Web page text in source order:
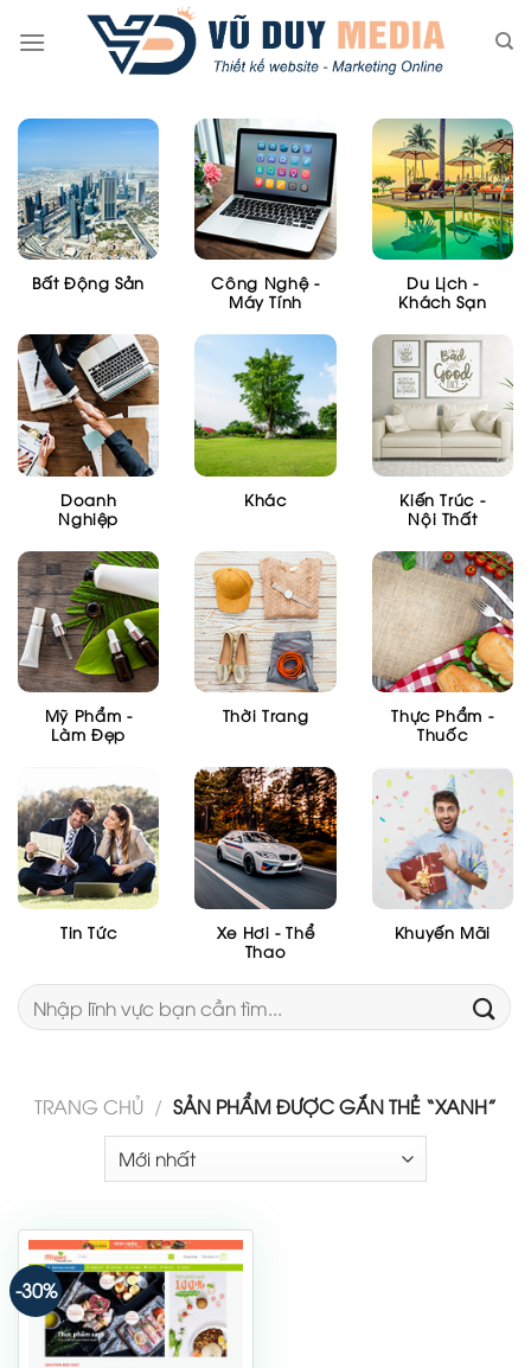
Bất Động Sản
Công Nghệ -
Máy Tính
Du Lịch -
Khách Sạn
Doanh
Nghiệp
Khác
Kiến Trúc -
Nội Thất
Mỹ Phẩm -
Làm Đẹp
Thời Trang
Thực Phẩm -
Thuốc
Tin Tức
Xe Hơi - Thể
Thao
Khuyến Mãi
Tìm
kiếm:
TRANG CHỦ / SẢN PHẨM ĐƯỢC GẮN THẺ “XANH”
-30%